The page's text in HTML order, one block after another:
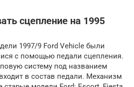
сцепление на 1995
1997/9 Ford Vehicle были
с помощью педали сцепления.
систему под названием
в состав педали. Механизм